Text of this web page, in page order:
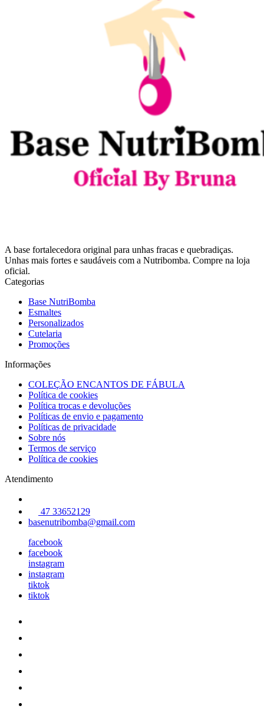
A base fortalecedora original para unhas fracas e quebradiças.
Unhas mais fortes e saudáveis com a Nutribomba. Compre na loja
oficial.
Categorias
Base NutriBomba
Esmaltes
Personalizados
Cutelaria
Promoções
Informações
COLEÇÃO ENCANTOS DE FÁBULA
Política de cookies
Política trocas e devoluções
Políticas de envio e pagamento
Políticas de privacidade
Sobre nós
Termos de serviço
Política de cookies
Atendimento
47 33652129
basenutribomba@gmail.com
facebook
facebook
instagram
instagram
tiktok
tiktok